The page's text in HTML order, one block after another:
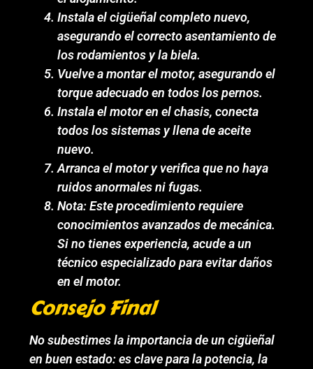
Instala el cigüeñal completo nuevo,
asegurando el correcto asentamiento de
los rodamientos y la biela.
Vuelve a montar el motor, asegurando el
torque adecuado en todos los pernos.
Instala el motor en el chasis, conecta
todos los sistemas y llena de aceite
nuevo.
Arranca el motor y verifica que no haya
ruidos anormales ni fugas.
Nota: Este procedimiento requiere
conocimientos avanzados de mecánica.
Si no tienes experiencia, acude a un
técnico especializado para evitar daños
en el motor.
Consejo Final
No subestimes la importancia de un cigüeñal
en buen estado: es clave para la potencia, la